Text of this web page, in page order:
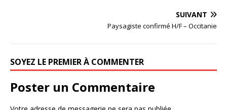
SUIVANT
Paysagiste confirmé H/F – Occitanie
SOYEZ LE PREMIER À COMMENTER
Poster un Commentaire